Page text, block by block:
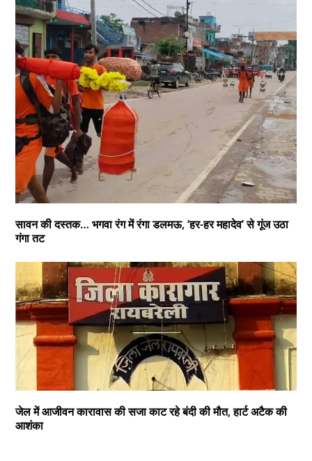
सावन की दस्तक… भगवा रंग में रंगा डलमऊ, ‘हर-हर महादेव’ से गूंज उठा
गंगा तट
जेल में आजीवन कारावास की सजा काट रहे बंदी की मौत, हार्ट अटैक की
आशंका